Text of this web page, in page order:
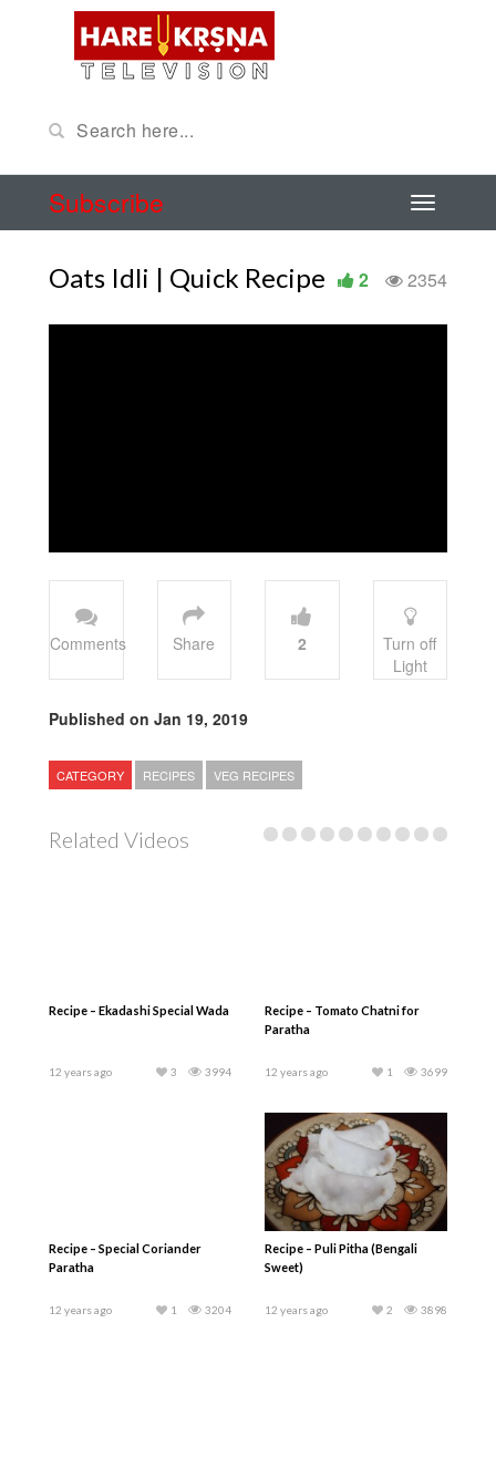
Subscribe
Oats Idli | Quick Recipe 2354
2
Comments Share 2
Turn off
Light
Published on Jan 19, 2019
CATEGORY RECIPES VEG RECIPES
Related Videos
Recipe – Ekadashi Special Wada
12 years ago 3994
3
Recipe – Tomato Chatni for
Paratha
12 years ago 3699
1
Recipe – Special Coriander
Paratha
12 years ago 3204
1
Recipe – Puli Pitha (Bengali
Sweet)
12 years ago 3898
2